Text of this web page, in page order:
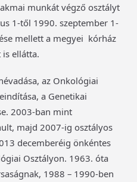
munkát végző osztályt
1-től 1990. szeptember 1-
mellett a megyei kórház
ellátta.
az Onkológiai
a Genetikai
2003-ban mint
majd 2007-ig osztályos
decemberéig önkéntes
Osztályon. 1963. óta
1988 – 1990-ben